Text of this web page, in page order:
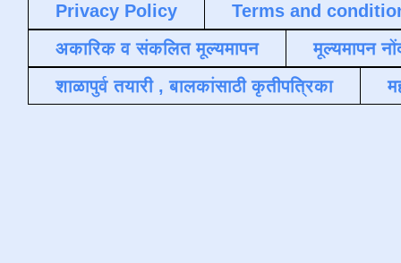
Privacy Policy
Terms and
अकारिक व संकलित मूल्यमापन
मूल्यमापन
शाळापुर्व तयारी , बालकांसाठी कृतीपत्रिका